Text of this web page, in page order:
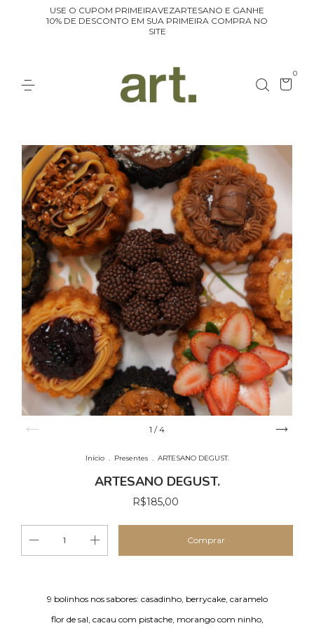
USE O CUPOM PRIMEIRAVEZARTESANO E GANHE
10% DE DESCONTO EM SUA PRIMEIRA COMPRA NO
SITE
0
1 /4
Início . Presentes . ARTESANO DEGUST.
ARTESANO DEGUST.
R$185,00
9 bolinhos nos sabores: casadinho, berrycake, caramelo
flor de sal, cacau com pistache, morango com ninho,